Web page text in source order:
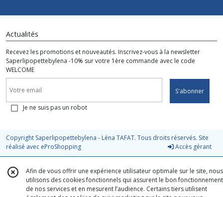
Actualités
Recevez les promotions et nouveautés. Inscrivez-vous à la newsletter
Saperlipopettebylena -10% sur votre 1ère commande avec le code
WELCOME
S'abonner
Je ne suis pas un robot
Copyright Saperlipopettebylena - Léna TAFAT. Tous droits réservés. Site
réalisé avec eProShopping Accès gérant
Afin de vous offrir une expérience utilisateur optimale sur le site, nous
utilisons des cookies fonctionnels qui assurent le bon fonctionnement
de nos services et en mesurent l’audience. Certains tiers utilisent